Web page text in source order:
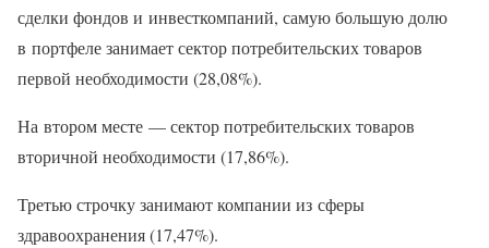
сделки фондов и инвесткомпаний, самую большую долю
в портфеле занимает сектор потребительских товаров
первой необходимости (28,08%).
На втором месте — сектор потребительских товаров
вторичной необходимости (17,86%).
Третью строчку занимают компании из сферы
здравоохранения (17,47%).